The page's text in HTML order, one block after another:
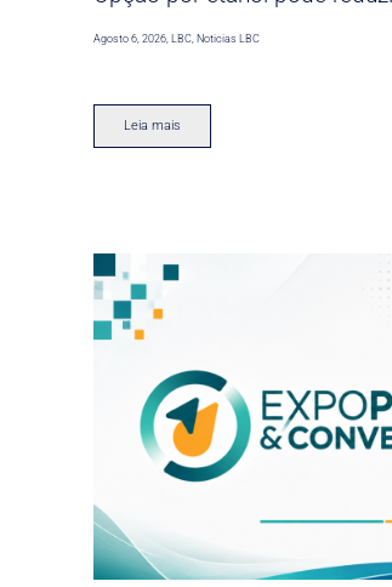
Agosto 6, 2026,LBC,Noticias LBC
Leia mais